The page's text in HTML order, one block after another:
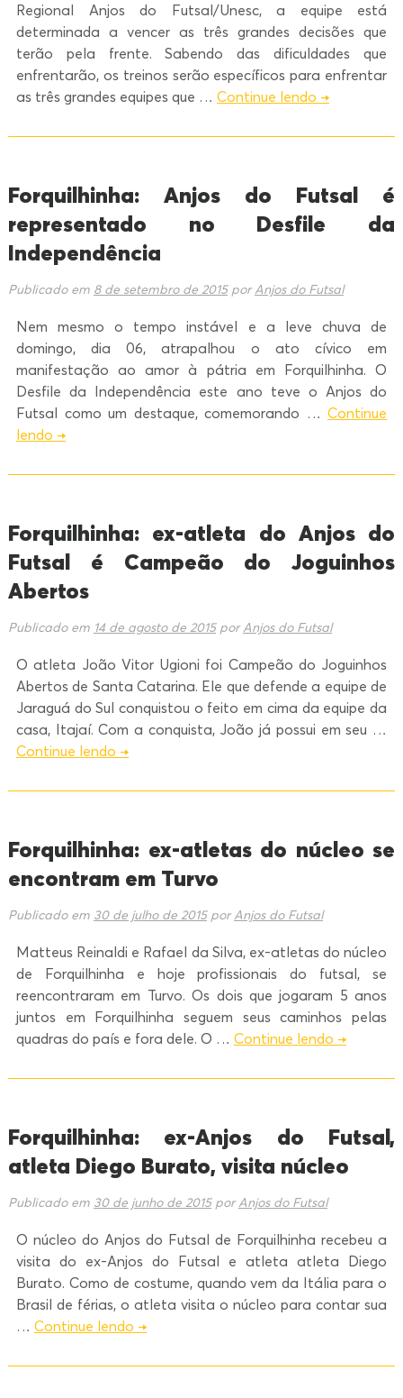
Regional Anjos do Futsal/Unesc, a equipe está
determinada a vencer as três grandes decisões que
terão pela frente. Sabendo das dificuldades que
enfrentarão, os treinos serão específicos para enfrentar
as três grandes equipes que … Continue lendo →
Forquilhinha: Anjos do Futsal é
representado no Desfile da
Independência
Publicado em 8 de setembro de 2015 por Anjos do Futsal
Nem mesmo o tempo instável e a leve chuva de
domingo, dia 06, atrapalhou o ato cívico em
manifestação ao amor à pátria em Forquilhinha. O
Desfile da Independência este ano teve o Anjos do
Futsal como um destaque, comemorando … Continue
lendo →
Forquilhinha: ex-atleta do Anjos do
Futsal é Campeão do Joguinhos
Abertos
Publicado em 14 de agosto de 2015 por Anjos do Futsal
O atleta João Vitor Ugioni foi Campeão do Joguinhos
Abertos de Santa Catarina. Ele que defende a equipe de
Jaraguá do Sul conquistou o feito em cima da equipe da
casa, Itajaí. Com a conquista, João já possui em seu …
Continue lendo →
Forquilhinha: ex-atletas do núcleo se
encontram em Turvo
Publicado em 30 de julho de 2015 por Anjos do Futsal
Matteus Reinaldi e Rafael da Silva, ex-atletas do núcleo
de Forquilhinha e hoje profissionais do futsal, se
reencontraram em Turvo. Os dois que jogaram 5 anos
juntos em Forquilhinha seguem seus caminhos pelas
quadras do país e fora dele. O … Continue lendo →
Forquilhinha: ex-Anjos do Futsal,
atleta Diego Burato, visita núcleo
Publicado em 30 de junho de 2015 por Anjos do Futsal
O núcleo do Anjos do Futsal de Forquilhinha recebeu a
visita do ex-Anjos do Futsal e atleta atleta Diego
Burato. Como de costume, quando vem da Itália para o
Brasil de férias, o atleta visita o núcleo para contar sua
… Continue lendo →